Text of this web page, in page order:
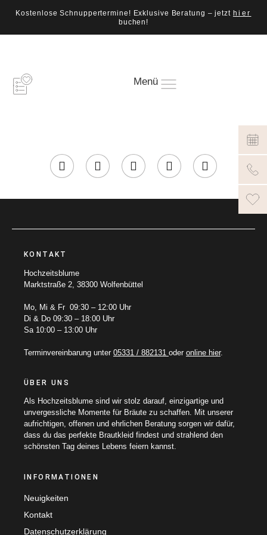
Kostenlose Schnuppertermine! Exklusive Beratung – jetzt hier
buchen!
Menü
KONTAKT
Hochzeitsblume
Marktstraße 2, 38300 Wolfenbüttel
Mo, Mi & Fr 09:30 – 12:00 Uhr
Di & Do 09:30 – 18:00 Uhr
Sa 10:00 – 13:00 Uhr
Terminvereinbarung unter 05331 / 882131 oder online hier.
ÜBER UNS
Als Hochzeitsblume sind wir stolz darauf, einzigartige und
unvergessliche Momente für Bräute zu schaffen. Mit unserer
aufrichtigen, offenen und ehrlichen Beratung sorgen wir dafür,
dass du das perfekte Brautkleid findest und strahlend den
schönsten Tag deines Lebens feiern kannst.
INFORMATIONEN
Neuigkeiten
Kontakt
Datenschutzerklärung